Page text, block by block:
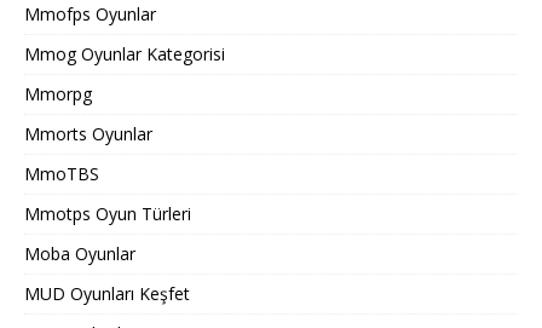
Mmofps Oyunlar
Mmog Oyunlar Kategorisi
Mmorpg
Mmorts Oyunlar
MmoTBS
Mmotps Oyun Türleri
Moba Oyunlar
MUD Oyunları Keşfet